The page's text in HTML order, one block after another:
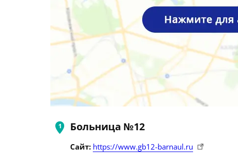
Больница №12
Сайт: https://www.gb12-barnaul.ru